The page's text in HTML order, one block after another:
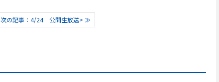
次の記事：4/24 公開生放送> ≫